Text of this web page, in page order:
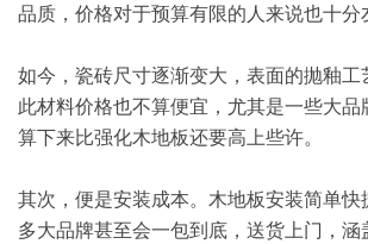
品质，价格对于预算有限的人来说也十分
如今，瓷砖尺寸逐渐变大，表面的抛釉工
此材料价格也不算便宜，尤其是一些大品
算下来比强化木地板还要高上些许。
其次，便是安装成本。木地板安装简单快
多大品牌甚至会一包到底，送货上门，涵